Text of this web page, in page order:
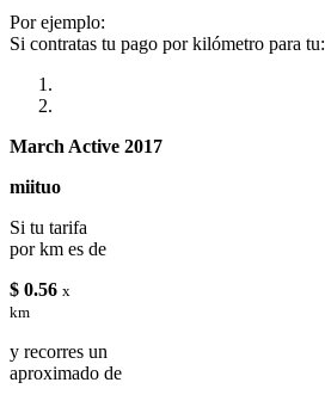
Por ejemplo:
Si contratas tu pago por kilómetro para tu:
March Active 2017
miituo
Si tu tarifa
por km es de
$ 0.56 x
km
y recorres un
aproximado de